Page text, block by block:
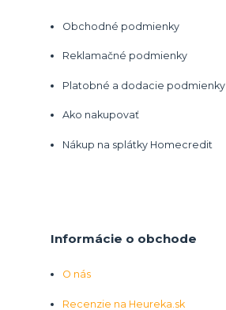
Obchodné podmienky
Reklamačné podmienky
Platobné a dodacie podmienky
Ako nakupovať
Nákup na splátky Homecredit
Informácie o obchode
O nás
Recenzie na Heureka.sk